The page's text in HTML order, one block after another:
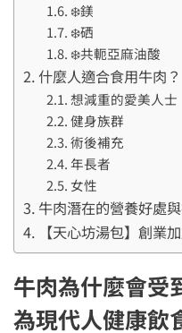
❄️鎂
❄️硒
❄️共軛亞麻油酸
什麼人適合食用牛肉？
想減重的愛美人士
健身族群
術後補充
年長者
女性
牛肉潛在的營養好處
【天心坊湯包】創業
牛肉為什麼會受
為現代人健康飲